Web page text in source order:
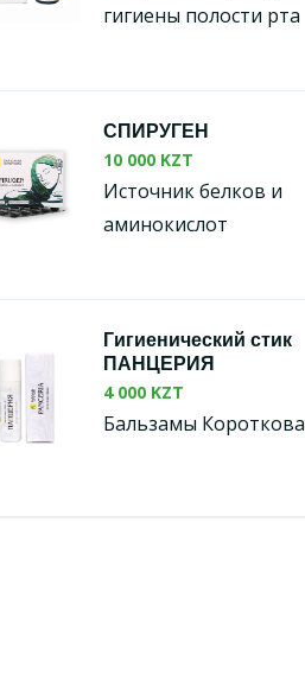
гигиены полости рта
СПИРУГЕН
10 000 KZT
Источник белков и
аминокислот
Гигиенический стик
ПАНЦЕРИЯ
4 000 KZT
Бальзамы Короткова